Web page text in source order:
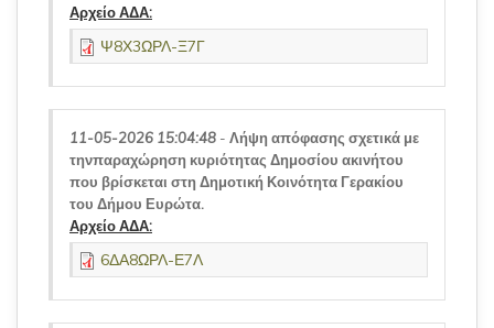
Αρχείο ΑΔΑ:
Ψ8Χ3ΩΡΛ-Ξ7Γ
11-05-2026 15:04:48 - Λήψη απόφασης σχετικά με
τηνπαραχώρηση κυριότητας Δημοσίου ακινήτου
που βρίσκεται στη Δημοτική Κοινότητα Γερακίου
του Δήμου Ευρώτα.
Αρχείο ΑΔΑ:
6ΔΑ8ΩΡΛ-Ε7Λ